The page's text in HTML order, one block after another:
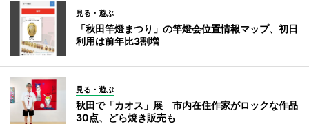
見る・遊ぶ
「秋田竿燈まつり」の竿燈会位置情報マップ、初日
利用は前年比3割増
見る・遊ぶ
秋田で「カオス」展 市内在住作家がロックな作品
30点、どら焼き販売も